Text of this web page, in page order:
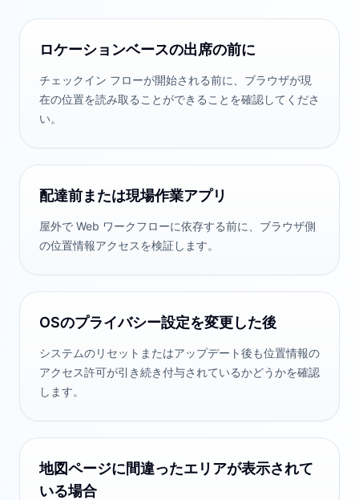
ロケーションベースの出席の前に
チェックイン フローが開始される前に、ブラウザが現
在の位置を読み取ることができることを確認してくださ
い。
配達前または現場作業アプリ
屋外で Web ワークフローに依存する前に、ブラウザ側
の位置情報アクセスを検証します。
OSのプライバシー設定を変更した後
システムのリセットまたはアップデート後も位置情報の
アクセス許可が引き続き付与されているかどうかを確認
します。
地図ページに間違ったエリアが表示されて
いる場合